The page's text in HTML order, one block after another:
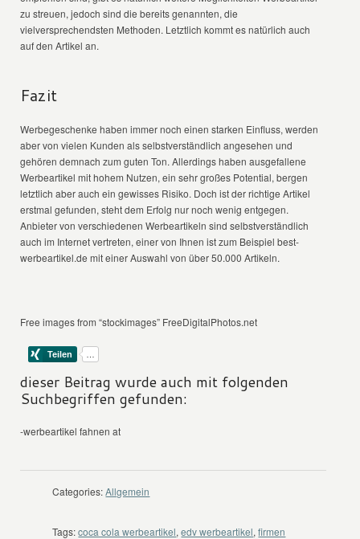
zu streuen, jedoch sind die bereits genannten, die
vielversprechendsten Methoden. Letztlich kommt es natürlich auch
auf den Artikel an.
Fazit
Werbegeschenke haben immer noch einen starken Einfluss, werden
aber von vielen Kunden als selbstverständlich angesehen und
gehören demnach zum guten Ton. Allerdings haben ausgefallene
Werbeartikel mit hohem Nutzen, ein sehr großes Potential, bergen
letztlich aber auch ein gewisses Risiko. Doch ist der richtige Artikel
erstmal gefunden, steht dem Erfolg nur noch wenig entgegen.
Anbieter von verschiedenen Werbeartikeln sind selbstverständlich
auch im Internet vertreten, einer von Ihnen ist zum Beispiel best-
werbeartikel.de mit einer Auswahl von über 50.000 Artikeln.
Free images from “stockimages” FreeDigitalPhotos.net
dieser Beitrag wurde auch mit folgenden
Suchbegriffen gefunden:
-werbeartikel fahnen at
Categories: Allgemein
Tags: coca cola werbeartikel,edv werbeartikel,firmen